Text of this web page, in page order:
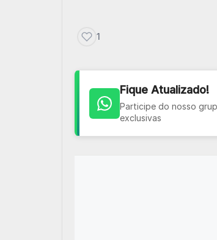
1
Fique Atualizado!
Participe do nosso
exclusivas